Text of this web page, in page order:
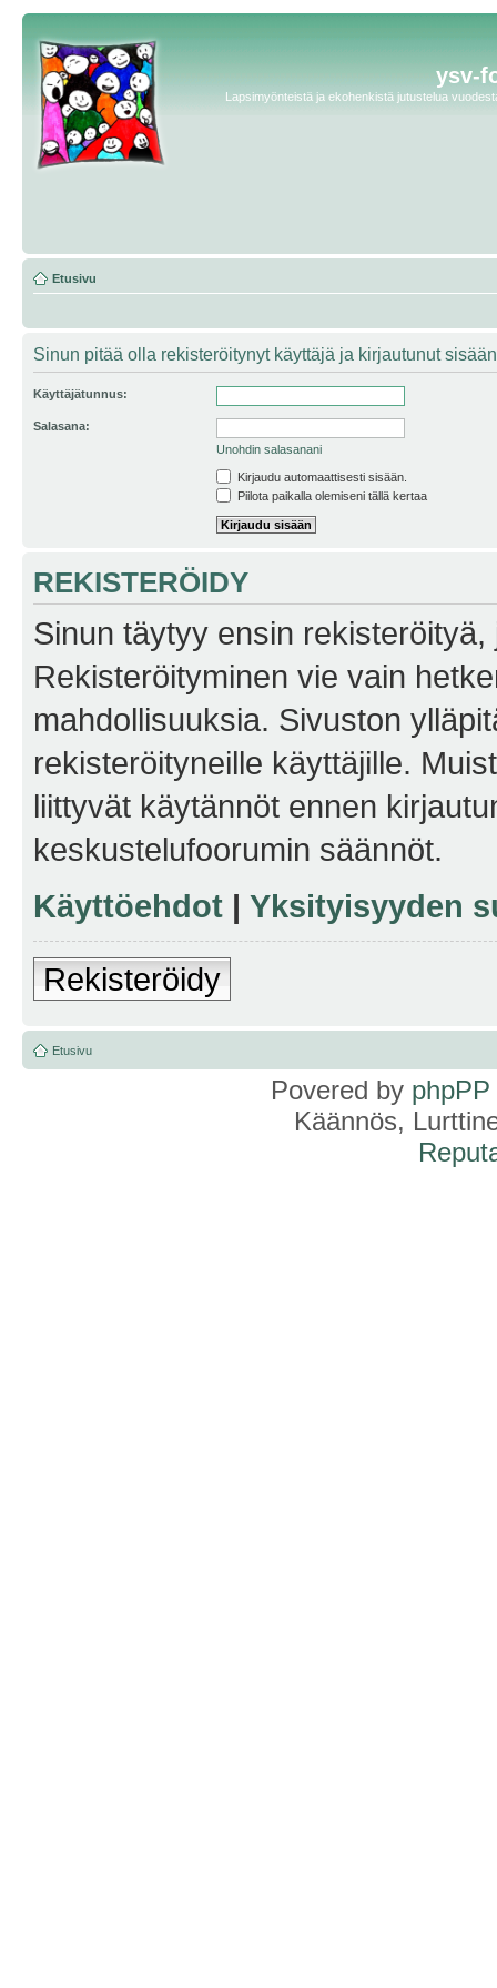
ysv-
Lapsimyönteistä ja ekohenkistä jutustelua
Etusivu
Sinun pitää olla rekisteröitynyt käyttäjä ja kirjautunut
Käyttäjätunnus:
Salasana:
Unohdin salasanani
Kirjaudu automaattisesti sisään.
Piilota paikalla olemiseni tällä kertaa
REKISTERÖIDY
Sinun täytyy ensin
Rekisteröityminen vie vain
mahdollisuuksia. Sivuston
rekisteröityneille käyttäjille.
liittyvät käytännöt ennen
keskustelufoorumin säännöt.
Käyttöehdot | Yksityisyyden
Rekisteröidy
Etusivu
Povered by phpPP
Käännös,